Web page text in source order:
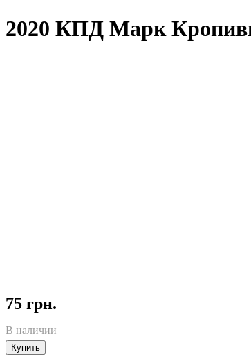
2020 КПД Марк
75 грн.
В наличии
Купить